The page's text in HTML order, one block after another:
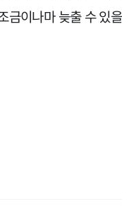
금이나마 늦출 수 있을